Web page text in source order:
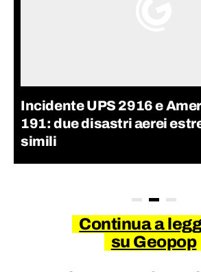
Incidente UPS 2916 e
191: due disastri aerei
simili
Continua a
su Geopop